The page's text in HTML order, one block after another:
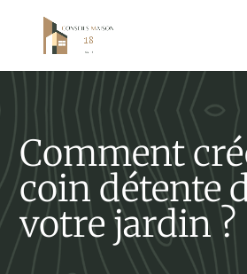
Comment
coin détente
votre jardin ?